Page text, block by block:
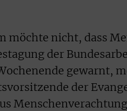
nicht, dass
der
gewarnt,
der